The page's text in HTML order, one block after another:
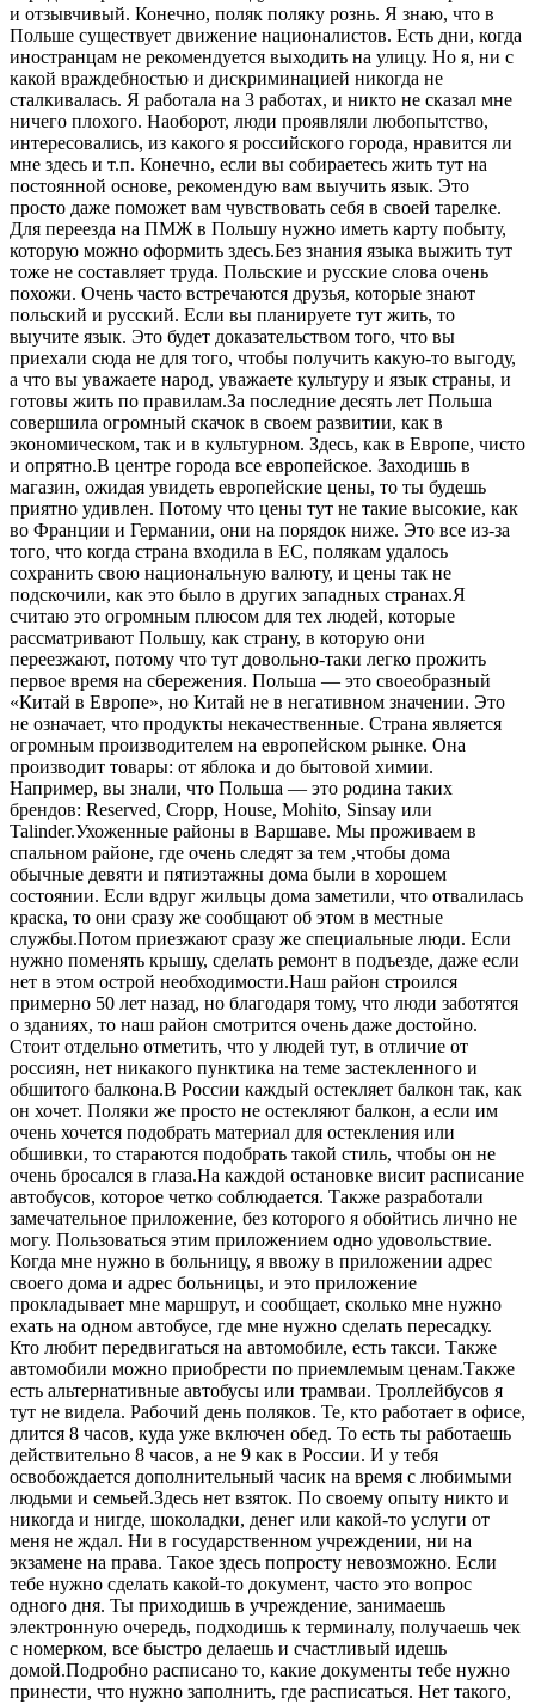
и отзывчивый. Конечно, поляк поляку рознь. Я знаю, что в
Польше существует движение националистов. Есть дни, когда
иностранцам не рекомендуется выходить на улицу. Но я, ни с
какой враждебностью и дискриминацией никогда не
сталкивалась. Я работала на 3 работах, и никто не сказал мне
ничего плохого. Наоборот, люди проявляли любопытство,
интересовались, из какого я российского города, нравится ли
мне здесь и т.п. Конечно, если вы собираетесь жить тут на
постоянной основе, рекомендую вам выучить язык. Это
просто даже поможет вам чувствовать себя в своей тарелке.
Для переезда на ПМЖ в Польшу нужно иметь карту побыту,
которую можно оформить здесь.Без знания языка выжить тут
тоже не составляет труда. Польские и русские слова очень
похожи. Очень часто встречаются друзья, которые знают
польский и русский. Если вы планируете тут жить, то
выучите язык. Это будет доказательством того, что вы
приехали сюда не для того, чтобы получить какую-то выгоду,
а что вы уважаете народ, уважаете культуру и язык страны, и
готовы жить по правилам.За последние десять лет Польша
совершила огромный скачок в своем развитии, как в
экономическом, так и в культурном. Здесь, как в Европе, чисто
и опрятно.В центре города все европейское. Заходишь в
магазин, ожидая увидеть европейские цены, то ты будешь
приятно удивлен. Потому что цены тут не такие высокие, как
во Франции и Германии, они на порядок ниже. Это все из-за
того, что когда страна входила в ЕС, полякам удалось
сохранить свою национальную валюту, и цены так не
подскочили, как это было в других западных странах.Я
считаю это огромным плюсом для тех людей, которые
рассматривают Польшу, как страну, в которую они
переезжают, потому что тут довольно-таки легко прожить
первое время на сбережения. Польша — это своеобразный
«Китай в Европе», но Китай не в негативном значении. Это
не означает, что продукты некачественные. Страна является
огромным производителем на европейском рынке. Она
производит товары: от яблока и до бытовой химии.
Например, вы знали, что Польша — это родина таких
брендов: Reserved, Cropp, House, Mohito, Sinsay или
Talinder.Ухоженные районы в Варшаве. Мы проживаем в
спальном районе, где очень следят за тем ,чтобы дома
обычные девяти и пятиэтажны дома были в хорошем
состоянии. Если вдруг жильцы дома заметили, что отвалилась
краска, то они сразу же сообщают об этом в местные
службы.Потом приезжают сразу же специальные люди. Если
нужно поменять крышу, сделать ремонт в подъезде, даже если
нет в этом острой необходимости.Наш район строился
примерно 50 лет назад, но благодаря тому, что люди заботятся
о зданиях, то наш район смотрится очень даже достойно.
Стоит отдельно отметить, что у людей тут, в отличие от
россиян, нет никакого пунктика на теме застекленного и
обшитого балкона.В России каждый остекляет балкон так, как
он хочет. Поляки же просто не остекляют балкон, а если им
очень хочется подобрать материал для остекления или
обшивки, то стараются подобрать такой стиль, чтобы он не
очень бросался в глаза.На каждой остановке висит расписание
автобусов, которое четко соблюдается. Также разработали
замечательное приложение, без которого я обойтись лично не
могу. Пользоваться этим приложением одно удовольствие.
Когда мне нужно в больницу, я ввожу в приложении адрес
своего дома и адрес больницы, и это приложение
прокладывает мне маршрут, и сообщает, сколько мне нужно
ехать на одном автобусе, где мне нужно сделать пересадку.
Кто любит передвигаться на автомобиле, есть такси. Также
автомобили можно приобрести по приемлемым ценам.Также
есть альтернативные автобусы или трамваи. Троллейбусов я
тут не видела. Рабочий день поляков. Те, кто работает в офисе,
длится 8 часов, куда уже включен обед. То есть ты работаешь
действительно 8 часов, а не 9 как в России. И у тебя
освобождается дополнительный часик на время с любимыми
людьми и семьей.Здесь нет взяток. По своему опыту никто и
никогда и нигде, шоколадки, денег или какой-то услуги от
меня не ждал. Ни в государственном учреждении, ни на
экзамене на права. Такое здесь попросту невозможно. Если
тебе нужно сделать какой-то документ, часто это вопрос
одного дня. Ты приходишь в учреждение, занимаешь
электронную очередь, подходишь к терминалу, получаешь чек
с номерком, все быстро делаешь и счастливый идешь
домой.Подробно расписано то, какие документы тебе нужно
принести, что нужно заполнить, где расписаться. Нет такого,